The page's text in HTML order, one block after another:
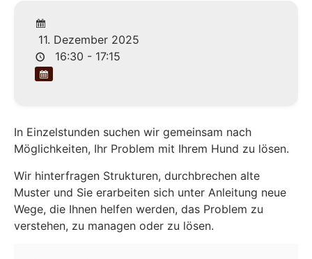
11. Dezember 2025
16:30 - 17:15
In Einzelstunden suchen wir gemeinsam nach
Möglichkeiten, Ihr Problem mit Ihrem Hund zu lösen.
Wir hinterfragen Strukturen, durchbrechen alte
Muster und Sie erarbeiten sich unter Anleitung neue
Wege, die Ihnen helfen werden, das Problem zu
verstehen, zu managen oder zu lösen.